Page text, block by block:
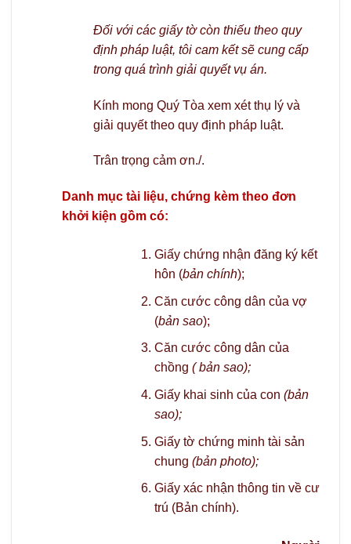
Đối với các giấy tờ còn thiếu theo quy
định pháp luật, tôi cam kết sẽ cung cấp
trong quá trình giải quyết vụ án.
Kính mong Quý Tòa xem xét thụ lý và
giải quyết theo quy định pháp luật.
Trân trọng cảm ơn./.
Danh mục tài liệu, chứng kèm theo đơn
khởi kiện gồm có:
Giấy chứng nhận đăng ký kết
hôn (bản chính);
Căn cước công dân của vợ
(bản sao);
Căn cước công dân của
chồng( bản sao);
Giấy khai sinh của con(bản
sao);
Giấy tờ chứng minh tài sản
chung(bản photo);
Giấy xác nhận thông tin về cư
trú (Bản chính).